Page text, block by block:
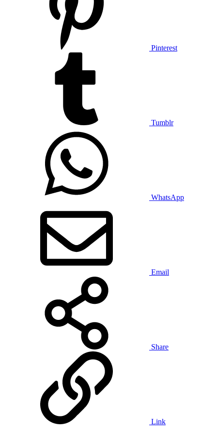
Pinterest
Tumblr
WhatsApp
Email
Share
Link